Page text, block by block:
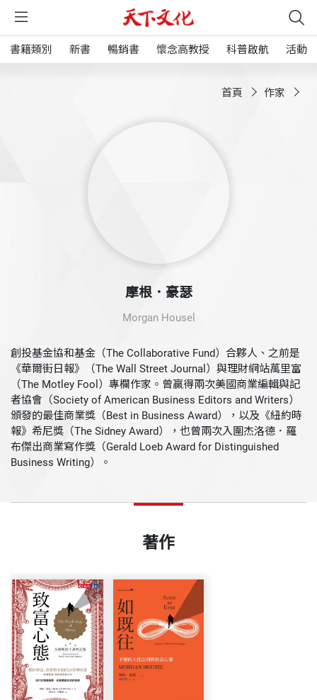
書籍類別 新書 暢銷書 懷念高教授 科普啟航 活動
首頁 作家
摩根．豪瑟
Morgan Housel
創投基金協和基金（The Collaborative Fund）合夥人、之前是
《華爾街日報》（The Wall Street Journal）與理財網站萬里富
（The Motley Fool）專欄作家。曾贏得兩次美國商業編輯與記
者協會（Society of American Business Editors and Writers）
頒發的最佳商業獎（Best in Business Award），以及《紐約時
報》希尼獎（The Sidney Award），也曾兩次入圍杰洛德．羅
布傑出商業寫作獎（Gerald Loeb Award for Distinguished
Business Writing）。
著作